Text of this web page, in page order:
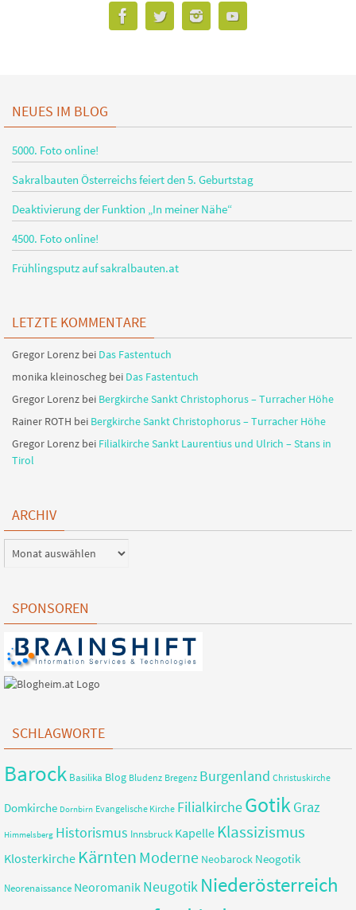
NEUES IM BLOG
5000. Foto online!
Sakralbauten Österreichs feiert den 5. Geburtstag
Deaktivierung der Funktion „In meiner Nähe“
4500. Foto online!
Frühlingsputz auf sakralbauten.at
LETZTE KOMMENTARE
Gregor Lorenz bei Das Fastentuch
monika kleinoscheg bei Das Fastentuch
Gregor Lorenz bei Bergkirche Sankt Christophorus – Turracher Höhe
Rainer ROTH bei Bergkirche Sankt Christophorus – Turracher Höhe
Gregor Lorenz bei Filialkirche Sankt Laurentius und Ulrich – Stans in
Tirol
ARCHIV
SPONSOREN
SCHLAGWORTE
Barock Basilika Blog Bludenz Bregenz Burgenland Christuskirche
Domkirche Dornbirn Evangelische Kirche FilialkircheGotik Graz
Himmelsberg Historismus Innsbruck Kapelle Klassizismus
Klosterkirche KärntenModerne Neobarock Neogotik
Neorenaissance Neoromanik Neugotik Niederösterreich